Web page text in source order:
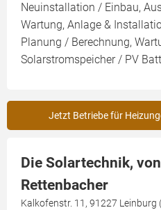
Neuinstallation / Einbau,
Wartung, Anlage &
Planung / Berechnung,
Solarstromspeicher / PV
Jetzt Betriebe für
Die Solartechnik,
Rettenbacher
Kalkofenstr. 11, 91227